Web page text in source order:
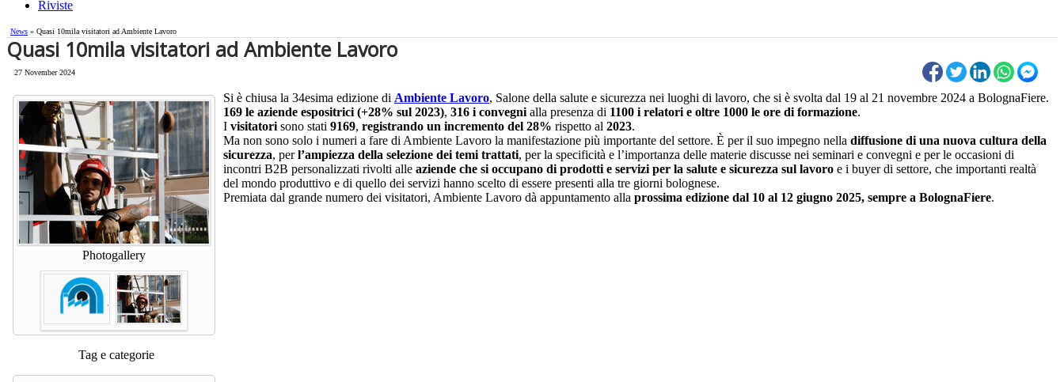
Riviste
News » Quasi 10mila visitatori ad Ambiente Lavoro
Quasi 10mila visitatori ad Ambiente Lavoro
27 November 2024
Photogallery
Tag e categorie
Si è chiusa la 34esima edizione di Ambiente Lavoro, Salone della salute e sicurezza nei luoghi di lavoro, che si è svolta dal 19 al 21 novembre 2024 a BolognaFiere.
169 le aziende espositrici (+28% sul 2023), 316 i convegni alla presenza di 1100 i relatori e oltre 1000 le ore di formazione.
I visitatori sono stati 9169, registrando un incremento del 28% rispetto al 2023.
Ma non sono solo i numeri a fare di Ambiente Lavoro la manifestazione più importante del settore. È per il suo impegno nella diffusione di una nuova cultura della
sicurezza, perl’ampiezza della selezione dei temi trattati, per la specificità e l’importanza delle materie discusse nei seminari e convegni e per le occasioni di
incontri B2B personalizzati rivolti alle aziende che si occupano di prodotti e servizi per la salute e sicurezza sul lavoro e i buyer di settore, che importanti realtà
del mondo produttivo e di quello dei servizi hanno scelto di essere presenti alla tre giorni bolognese.
Premiata dal grande numero dei visitatori, Ambiente Lavoro dà appuntamento alla prossima edizione dal 10 al 12 giugno 2025, sempre a BolognaFiere.